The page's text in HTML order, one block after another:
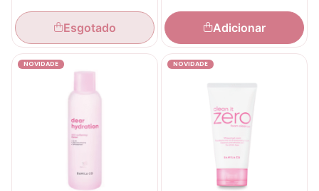
Esgotado Adicionar
NOVIDADE NOVIDADE